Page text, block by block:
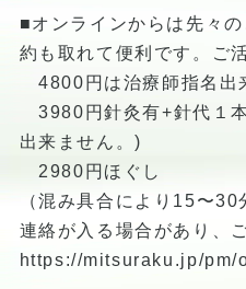
■オンラインからは先々
約も取れて便利です。ご
4800円は治療師指名出
3980円針灸有+針代１
出来ません。)
2980円ほぐし
（混み具合により15〜
連絡が入る場合があり、
https://mitsuraku.jp/